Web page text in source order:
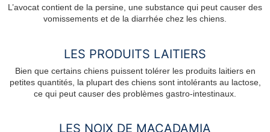
L’avocat contient de la persine, une substance qui peut causer des
vomissements et de la diarrhée chez les chiens.
LES PRODUITS LAITIERS
Bien que certains chiens puissent tolérer les produits laitiers en
petites quantités, la plupart des chiens sont intolérants au lactose,
ce qui peut causer des problèmes gastro-intestinaux.
LES NOIX DE MACADAMIA